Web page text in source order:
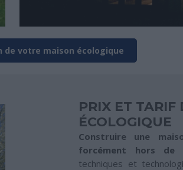
de votre maison écologique
PRIX ET TARIF
ÉCOLOGIQUE
Construire une
forcément hors de
techniques et